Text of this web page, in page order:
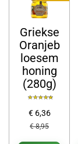
Griekse
Oranjeb
loesem
honing
(280g)
€ 6,36
€ 8,95